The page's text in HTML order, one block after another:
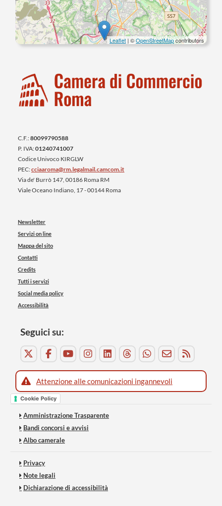
Leaflet | ©OpenStreetMapcontributors
C.F.:80099790588
P. IVA:01240741007
Codice Univoco KIRGLW
PEC:cciaaroma@rm.legalmail.camcom.it
Via de' Burrò 147, 00186 Roma RM
Viale Oceano Indiano, 17 - 00144 Roma
Newsletter
Servizi on line
Mappa del sito
Contatti
Credits
Tutti i servizi
Social media policy
Accessibilità
Seguici su:
Attenzione alle comunicazioni ingannevoli
Cookie Policy
Amministrazione Trasparente
Bandi concorsi e avvisi
Albo camerale
Privacy
Note legali
Dichiarazione di accessibilità